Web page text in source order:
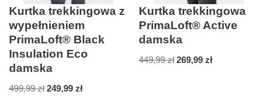
Kurtka trekkingowa z
wypełnieniem
PrimaLoft® Black
Insulation Eco
damska
499,99zł 249,99 zł
Kurtka trekkingowa
PrimaLoft® Active
damska
449,99zł 269,99zł